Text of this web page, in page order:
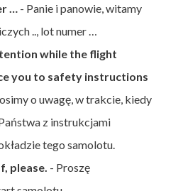
…
- Panie i panowie, witamy
.., lot numer …
while the flight
you to safety instructions
o uwagę, w trakcie, kiedy
z instrukcjami
tego samolotu.
please. - Proszę